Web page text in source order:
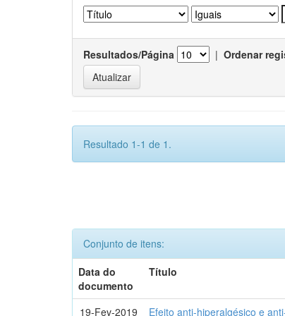
Resultados/Página | Ordenar
Resultado 1-1 de 1.
Conjunto de itens:
Data do
documento
Título
19-Fev-2019 Efeito anti-hiperalgésico e